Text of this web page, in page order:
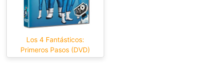
Los 4 Fantásticos:
Primeros Pasos (DVD)